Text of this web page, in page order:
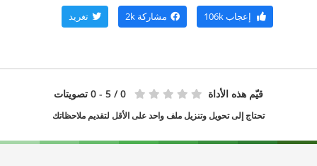
إعجاب106k مشاركة 2k تغريد
قيّم هذه الأداة 0 / 5 - 0 تصويتات
تحتاج إلى تحويل وتنزيل ملف واحد على الأقل لتقديم ملاحظاتك